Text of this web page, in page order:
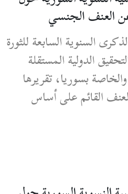
العنف الجنسي
السنوية السابعة للثورة
الدولية المستقلة
بسوريا، تقريرها
القائم على أساس